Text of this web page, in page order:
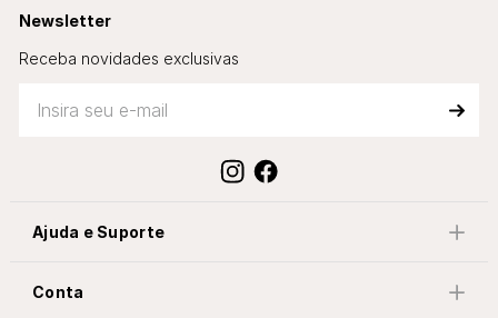
Newsletter
Receba novidades exclusivas
Ajuda e Suporte
Conta